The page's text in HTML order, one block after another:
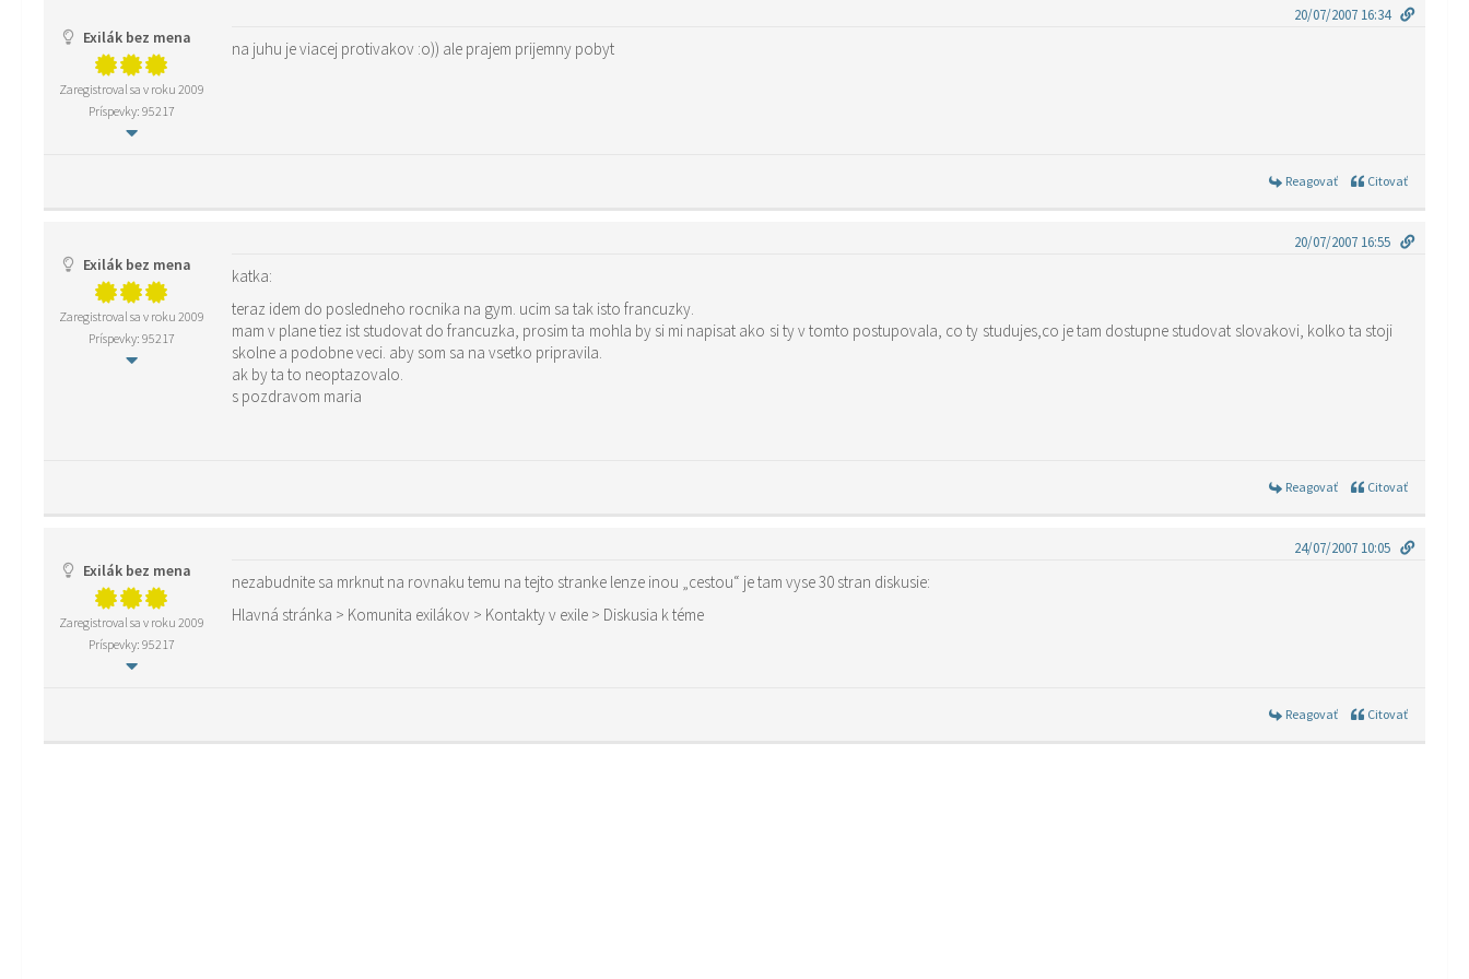
Exilák bez mena
Zaregistroval sa v roku 2009
Príspevky: 95217
20/07/2007 16:34
na juhu je viacej protivakov :o)) ale prajem prijemny pobyt
Reagovať Citovať
Exilák bez mena
Zaregistroval sa v roku 2009
Príspevky: 95217
20/07/2007 16:55
katka:
teraz idem do posledneho rocnika na gym. ucim sa tak isto francuzky.
mam v plane tiez ist studovat do francuzka, prosim ta mohla by si mi napisat ako si ty v tomto postupovala, co ty studujes,co je tam dostupne studovat slovakovi, kolko ta stoji
skolne a podobne veci. aby som sa na vsetko pripravila.
ak by ta to neoptazovalo.
s pozdravom maria
Reagovať Citovať
Exilák bez mena
Zaregistroval sa v roku 2009
Príspevky: 95217
24/07/2007 10:05
nezabudnite sa mrknut na rovnaku temu na tejto stranke lenze inou „cestou“ je tam vyse 30 stran diskusie:
Hlavná stránka > Komunita exilákov > Kontakty v exile > Diskusia k téme
Reagovať Citovať